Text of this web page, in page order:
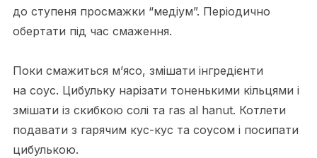
до ступеня просмажки “медіум”. Періодично
обертати під час смаження.
Поки смажиться м’ясо, змішати інгредієнти
на соус. Цибульку нарізати тоненькими кільцями і
змішати із скибкою солі та ras al hanut. Котлети
подавати з гарячим кус-кус та соусом і посипати
цибулькою.